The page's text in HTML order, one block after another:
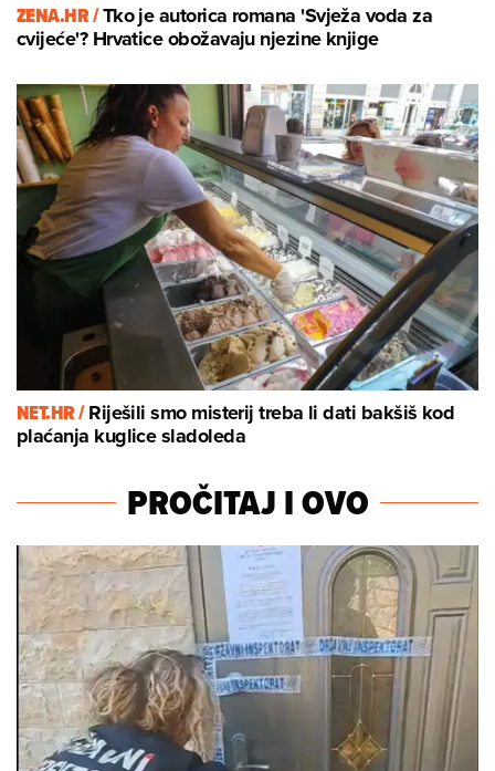
ZENA.HR /Tko je autorica romana 'Svježa voda za
cvijeće'? Hrvatice obožavaju njezine knjige
NET.HR /Riješili smo misterij treba li dati bakšiš kod
plaćanja kuglice sladoleda
PROČITAJ I OVO